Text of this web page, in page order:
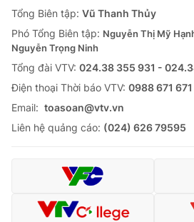
Tổng Biên tập: Vũ Thanh Thủy
Phó Tổng Biên tập: Nguyễn Thị Mỹ
Nguyễn Trọng Ninh
Tổng đài VTV: 024.38 355 931 -
Ðiện thoại Thời báo VTV: 0988 671 671
Email: toasoan@vtv.vn
Liên hệ quảng cáo: (024) 626 79595